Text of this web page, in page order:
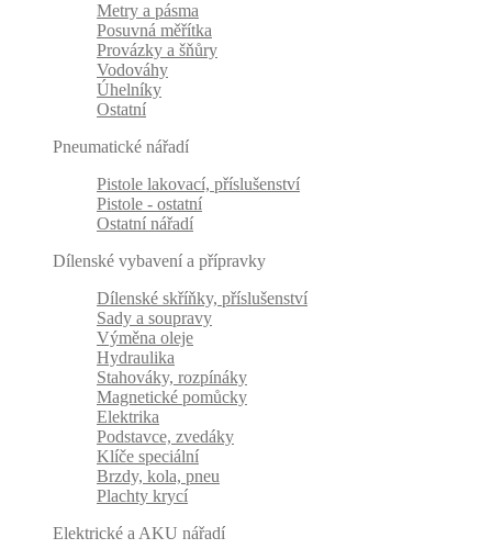
Metry a pásma
Posuvná měřítka
Provázky a šňůry
Vodováhy
Úhelníky
Ostatní
Pneumatické nářadí
Pistole lakovací, příslušenství
Pistole - ostatní
Ostatní nářadí
Dílenské vybavení a přípravky
Dílenské skříňky, příslušenství
Sady a soupravy
Výměna oleje
Hydraulika
Stahováky, rozpínáky
Magnetické pomůcky
Elektrika
Podstavce, zvedáky
Klíče speciální
Brzdy, kola, pneu
Plachty krycí
Elektrické a AKU nářadí